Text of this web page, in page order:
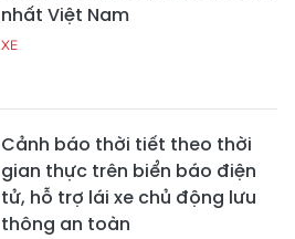
nhất Việt Nam
XE
Cảnh báo thời tiết theo thời
gian thực trên biển báo điện
tử, hỗ trợ lái xe chủ động lưu
thông an toàn